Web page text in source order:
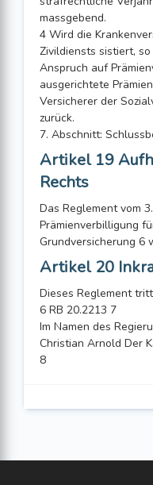
massgebend.
4 Wird die
Zivildiensts sistiert,
Anspruch auf
ausgerichtete
Versicherer der
zurück.
7. Abschnitt:
Artikel 19
Rechts
Das Reglement vom
Prämienverbilligung
Grundversicherung 6
Artikel 20
Dieses Reglement
6 RB 20.2213 7
Im Namen des
Christian Arnold Der
8